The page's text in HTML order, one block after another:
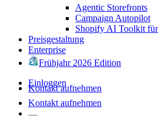
Agentic Storefronts
Campaign Autopilot
Shopify AI Toolkit
Preisgestaltung
Enterprise
Frühjahr 2026 Edition
Einloggen
Kontakt aufnehmen
Kontakt aufnehmen